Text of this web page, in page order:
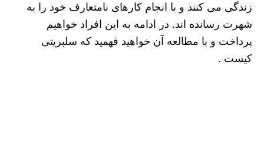
زندگی می کنند و با انجام کارهای نامتعارف خود را به
شهرت رسانده اند. در ادامه به این افراد خواهیم
پرداخت و با مطالعه آن خواهید فهمید که سلبریتی
کیست .